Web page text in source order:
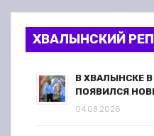
ХВАЛЫНСКИЙ
В ХВАЛЫНСКЕ
ПОЯВИЛСЯ
04.08.2026